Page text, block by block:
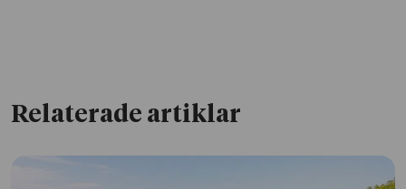
Relaterade artiklar